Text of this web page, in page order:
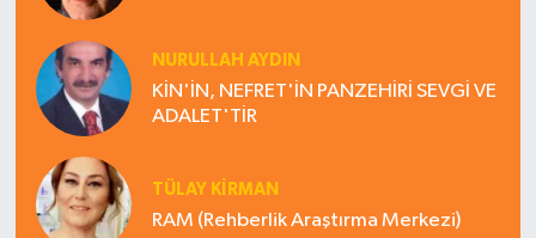
NURULLAH AYDIN
KİN'İN, NEFRET'İN PANZEHİRİ SEVGİ VE
ADALET'TİR
TÜLAY KİRMAN
RAM (Rehberlik Araştırma Merkezi)